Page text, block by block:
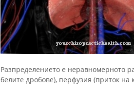
Разпределението е неравномерното
белите дробове), перфузия (приток